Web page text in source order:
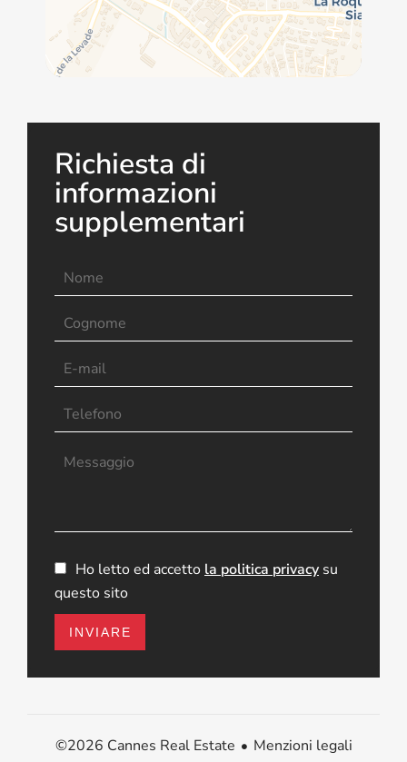
Richiesta di
informazioni
supplementari
Ho letto ed accetto la politica privacy su
questo sito
INVIARE
©2026 Cannes Real Estate
Menzioni legali